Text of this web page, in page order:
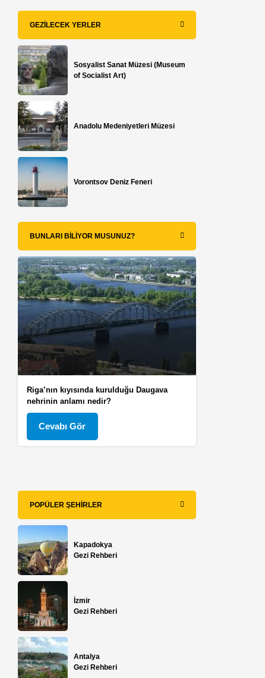
GEZILECEK YERLER
Sosyalist Sanat Müzesi (Museum
of Socialist Art)
Anadolu Medeniyetleri Müzesi
Vorontsov Deniz Feneri
BUNLARI BILIYOR MUSUNUZ?
Riga’nın kıyısında kurulduğu Daugava
nehrinin anlamı nedir?
Cevabı Gör
POPÜLER ŞEHIRLER
Kapadokya
Gezi Rehberi
İzmir
Gezi Rehberi
Antalya
Gezi Rehberi